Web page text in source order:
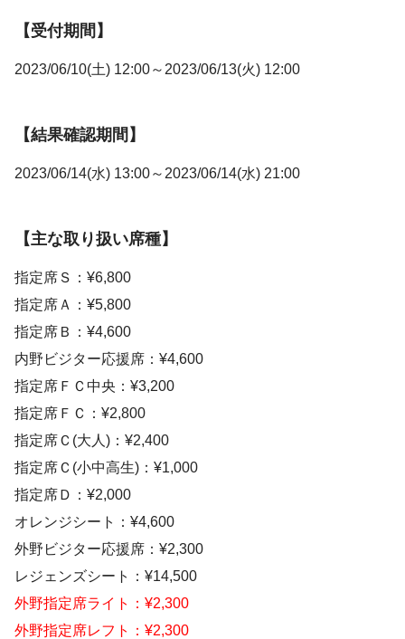
【受付期間】
2023/06/10(土) 12:00～2023/06/13(火) 12:00
【結果確認期間】
2023/06/14(水) 13:00～2023/06/14(水) 21:00
【主な取り扱い席種】
指定席Ｓ：¥6,800
指定席Ａ：¥5,800
指定席Ｂ：¥4,600
内野ビジター応援席：¥4,600
指定席ＦＣ中央：¥3,200
指定席ＦＣ：¥2,800
指定席Ｃ(大人)：¥2,400
指定席Ｃ(小中高生)：¥1,000
指定席Ｄ：¥2,000
オレンジシート：¥4,600
外野ビジター応援席：¥2,300
レジェンズシート：¥14,500
外野指定席ライト：¥2,300
外野指定席レフト：¥2,300